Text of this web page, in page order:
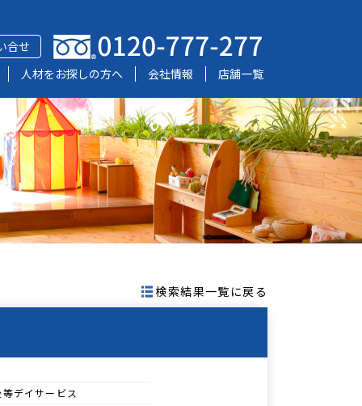
合せ
人材をお探しの方へ 会社情報 店舗一覧
検索結果一覧に戻る
デイサービス